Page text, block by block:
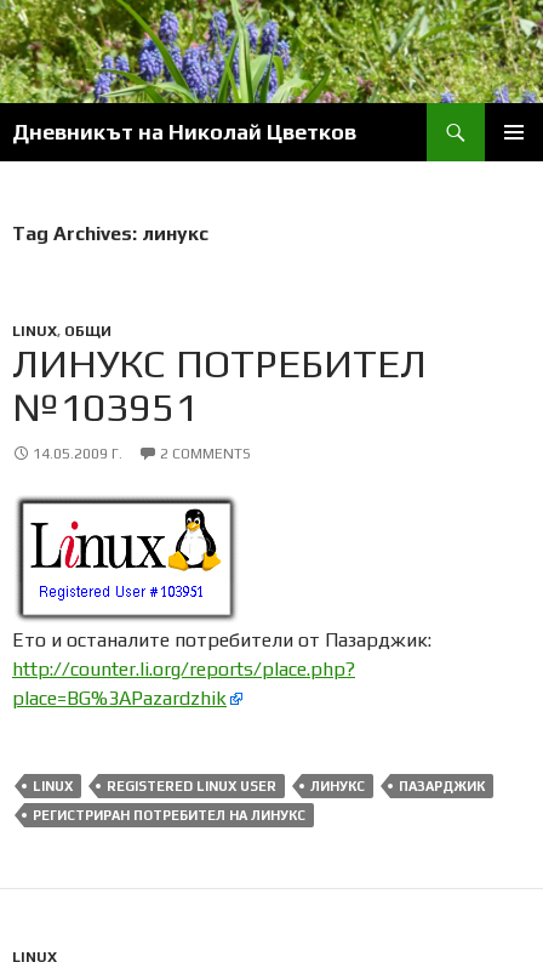
Skip
to
content
Дневникът на Николай Цветков
Tag Archives: линукс
LINUX, ОБЩИ
ЛИНУКС ПОТРЕБИТЕЛ
№103951
14.05.2009 Г. 2 COMMENTS
Ето и останалите потребители от Пазарджик:
http://counter.li.org/reports/place.php?
place=BG%3APazardzhik
LINUX REGISTERED LINUX USER ЛИНУКС
ПАЗАРДЖИК
РЕГИСТРИРАН ПОТРЕБИТЕЛ НА ЛИНУКС
LINUX